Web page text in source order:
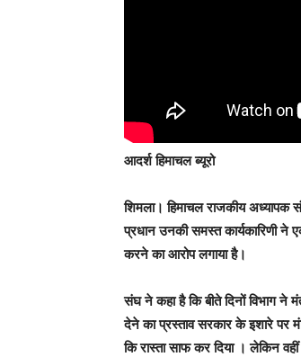
आदर्श हिमाचल ब्यूरो
शिमला।हिमाचल राजकीय अध्यापक
प्रधान उनकी समस्त कार्यकारिणी ने
करने का आरोप लगाया है।
संघ ने कहा है कि बीते दिनों विभाग
देने का प्रस्ताव सरकार के इशारे पर
कि रास्ता साफ कर दिया । लेकिन